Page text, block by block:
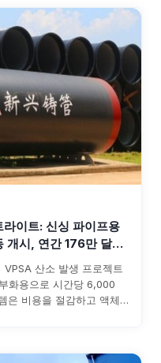
이트: 신싱 파이프용
개시, 연간 176만 달러
산소 발생 프로젝트
화용으로 시간당 6,000
은 비용을 절감하고 액체